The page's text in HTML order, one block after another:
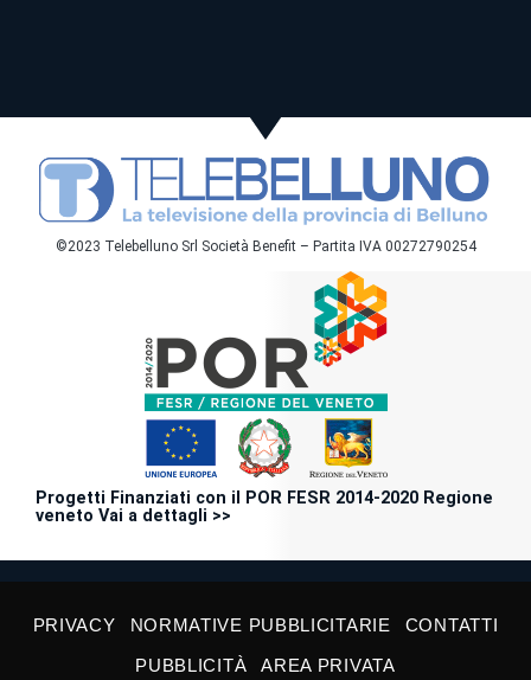
©2023 Telebelluno Srl Società Benefit – Partita IVA 00272790254
Progetti Finanziati con il POR FESR 2014-2020 Regione
veneto Vai a dettagli >>
PRIVACY NORMATIVE PUBBLICITARIE
CONTATTI
PUBBLICITÀ
AREA PRIVATA